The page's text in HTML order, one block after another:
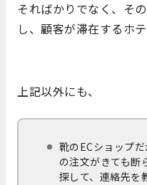
そればかりでなく、そ
し、顧客が滞在するホ
上記以外にも、
靴のECショップ
の注文がきても断
探して、連絡先を